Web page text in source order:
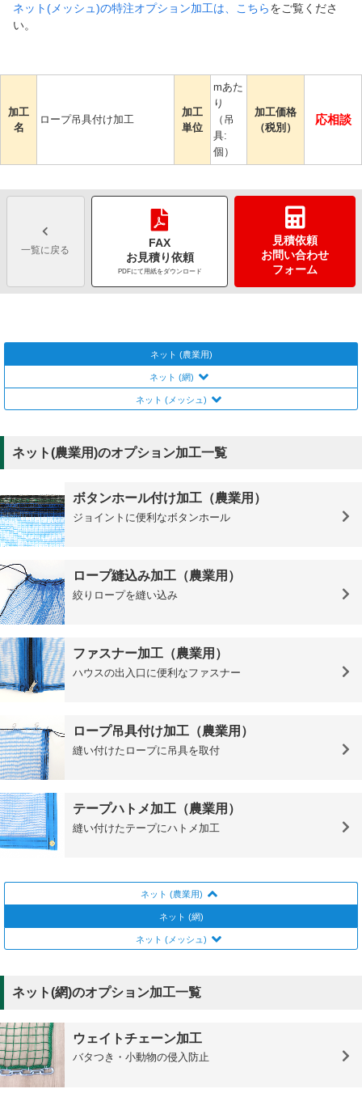
ネット(メッシュ)の特注オプション加工は、こちらをご覧くださ
い。
加工
名
ロープ吊具付け加工
加工
単位
mあた
り
（吊
具:
個）
加工価格
（税別）
応相談
一覧に戻る
FAX
お見積り依頼
PDFにて用紙をダウンロード
見積依頼
お問い合わせ
フォーム
ネット (農業用)
ネット (網)
ネット (メッシュ)
ネット(農業用)のオプション加工一覧
ボタンホール付け加工（農業用）
ジョイントに便利なボタンホール
ロープ縫込み加工（農業用）
絞りロープを縫い込み
ファスナー加工（農業用）
ハウスの出入口に便利なファスナー
ロープ吊具付け加工（農業用）
縫い付けたロープに吊具を取付
テープハトメ加工（農業用）
縫い付けたテープにハトメ加工
ネット (農業用)
ネット (網)
ネット (メッシュ)
ネット(網)のオプション加工一覧
ウェイトチェーン加工
バタつき・小動物の侵入防止